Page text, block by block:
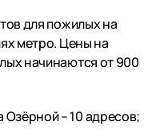
для пожилых на
метро. Цены на
начинаются от 900
– 10 адресов;